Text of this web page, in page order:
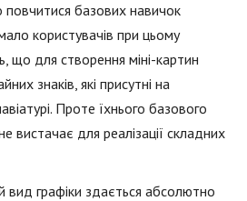
базових навичок
користувачів при цьому
що для створення міні-картин
знаків, які присутні на
Проте їхнього базового
вистачає для реалізації складних
графіки здається абсолютно